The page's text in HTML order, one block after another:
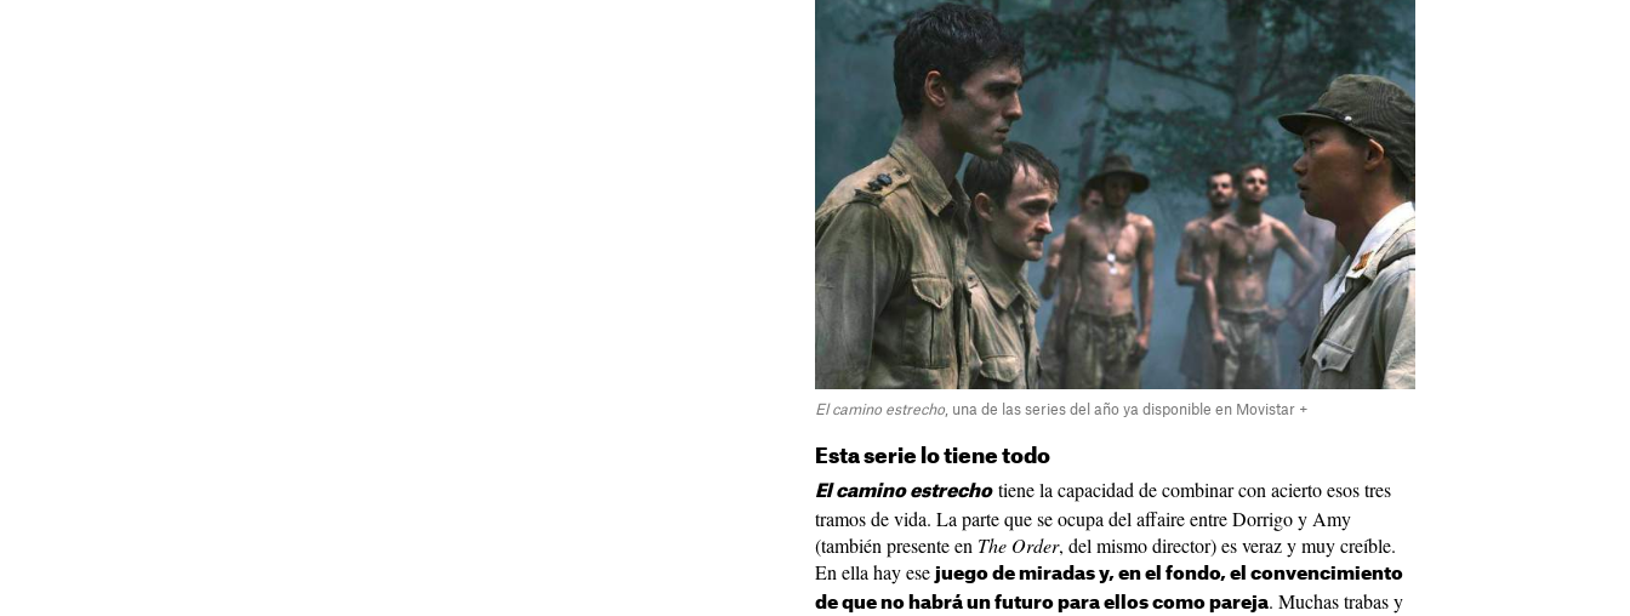
El camino estrecho , una de las series del año ya disponible en Movistar +
Esta serie lo tiene todo
El camino estrechotiene la capacidad de combinar con acierto esos tres
tramos de vida. La parte que se ocupa del affaire entre Dorrigo y Amy
(también presente en The Order, del mismo director) es veraz y muy creíble.
En ella hay ese juego de miradas y, en el fondo, el convencimiento
de que no habrá un futuro para ellos como pareja. Muchas trabas y